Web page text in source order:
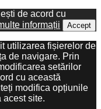
de acord cu
informații Accept
utilizarea fișierelor de
de navigare. Prin
setărilor
cu această
modifica opțiunile
acest site.